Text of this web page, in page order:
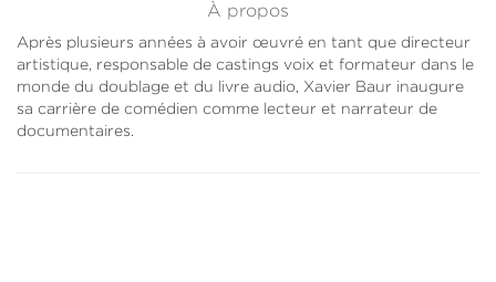
À propos
Après plusieurs années à avoir œuvré en tant que directeur
artistique, responsable de castings voix et formateur dans le
monde du doublage et du livre audio, Xavier Baur inaugure
sa carrière de comédien comme lecteur et narrateur de
documentaires.